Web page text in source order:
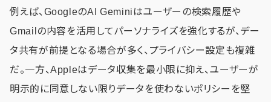
例えば、GoogleのAI Geminiはユーザーの検索履歴や
Gmailの内容を活用してパーソナライズを強化するが、デー
タ共有が前提となる場合が多く、プライバシー設定も複雑
だ。一方、Appleはデータ収集を最小限に抑え、ユーザーが
明示的に同意しない限りデータを使わないポリシーを堅